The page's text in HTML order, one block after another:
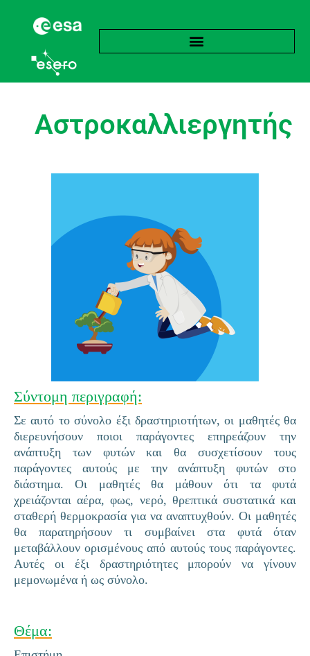
Αστροκαλλιεργητής
Σύντομη περιγραφή:
Σε αυτό το σύνολο έξι δραστηριοτήτων, οι μαθητές θα
διερευνήσουν ποιοι παράγοντες επηρεάζουν την
ανάπτυξη των φυτών και θα συσχετίσουν τους
παράγοντες αυτούς με την ανάπτυξη φυτών στο
διάστημα. Οι μαθητές θα μάθουν ότι τα φυτά
χρειάζονται αέρα, φως, νερό, θρεπτικά συστατικά και
σταθερή θερμοκρασία για να αναπτυχθούν. Οι μαθητές
θα παρατηρήσουν τι συμβαίνει στα φυτά όταν
μεταβάλλουν ορισμένους από αυτούς τους παράγοντες.
Αυτές οι έξι δραστηριότητες μπορούν να γίνουν
μεμονωμένα ή ως σύνολο.
Θέμα: